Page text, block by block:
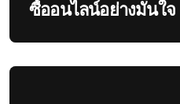
ซื้ออนไลน์อย่างมั่นใจ